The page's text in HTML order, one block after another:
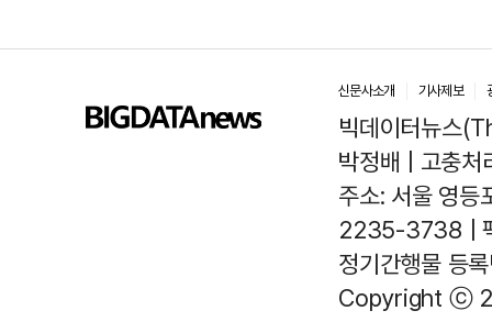
신문사소개 기사제보
빅데이터뉴스
박정배 | 고충
주소: 서울 영
2235-3738 |
정기간행물 등
Copyright ⓒ